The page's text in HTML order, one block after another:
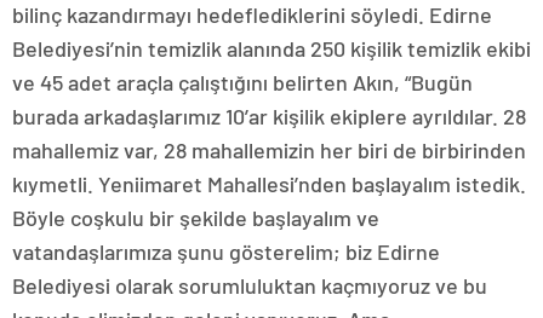
bilinç kazandırmayı hedeflediklerini söyledi. Edirne
Belediyesi’nin temizlik alanında 250 kişilik temizlik ekibi
ve 45 adet araçla çalıştığını belirten Akın, “Bugün
burada arkadaşlarımız 10’ar kişilik ekiplere ayrıldılar. 28
mahallemiz var, 28 mahallemizin her biri de birbirinden
kıymetli. Yeniimaret Mahallesi’nden başlayalım istedik.
Böyle coşkulu bir şekilde başlayalım ve
vatandaşlarımıza şunu gösterelim; biz Edirne
Belediyesi olarak sorumluluktan kaçmıyoruz ve bu